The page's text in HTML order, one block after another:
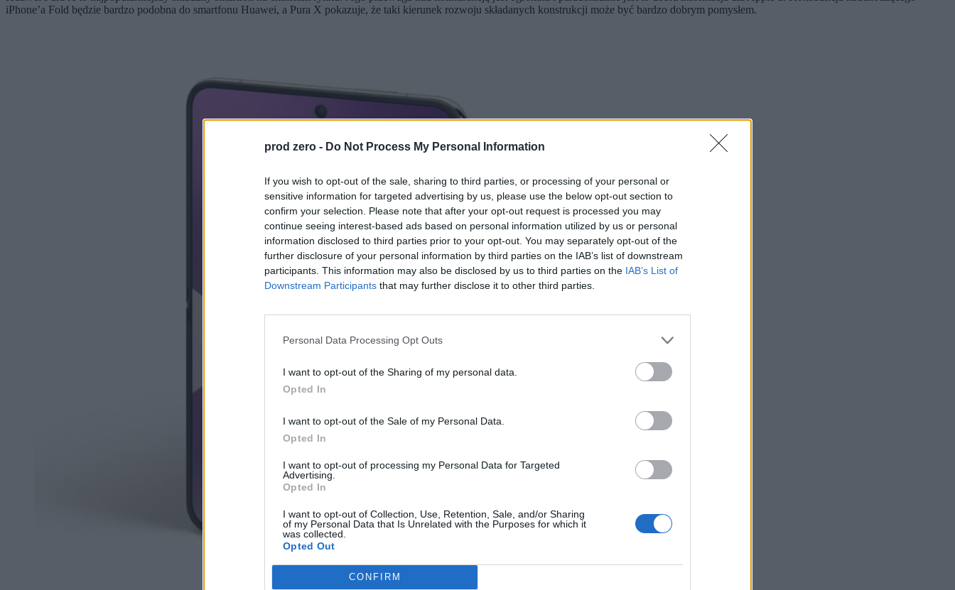
prod zero - Do Not Process My Personal Information
If you wish to opt-out of the sale, sharing to third parties, or processing of your personal or
sensitive information for targeted advertising by us, please use the below opt-out section to
confirm your selection. Please note that after your opt-out request is processed you may
continue seeing interest-based ads based on personal information utilized by us or personal
information disclosed to third parties prior to your opt-out. You may separately opt-out of the
further disclosure of your personal information by third parties on the IAB’s list of downstream
participants. This information may also be disclosed by us to third parties on the IAB’s List of
Downstream Participants that may further disclose it to other third parties.
Personal Data Processing Opt Outs
I want to opt-out of the Sharing of my personal data.
Opted In
I want to opt-out of the Sale of my Personal Data.
Opted In
I want to opt-out of processing my Personal Data for Targeted
Advertising.
Opted In
I want to opt-out of Collection, Use, Retention, Sale, and/or Sharing
of my Personal Data that Is Unrelated with the Purposes for which it
was collected.
Opted Out
CONFIRM
iPhone’a Fold będzie bardzo podobna do smartfonu Huawei, a Pura X pokazuje, że taki kierunek rozwoju składanych konstrukcji może być bardzo dobrym pomysłem.